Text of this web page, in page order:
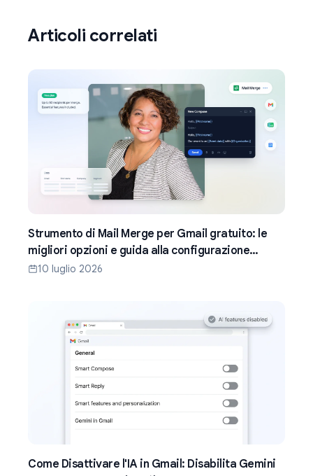
Articoli correlati
Strumento di Mail Merge per Gmail gratuito: le
migliori opzioni e guida alla configurazione
(2026)
10 luglio 2026
Come Disattivare l'IA in Gmail: Disabilita Gemini